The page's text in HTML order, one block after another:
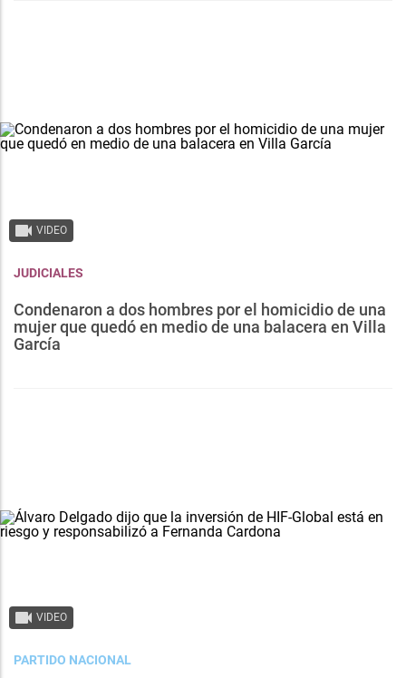
VIDEO
JUDICIALES
Condenaron a dos hombres por el homicidio de una
mujer que quedó en medio de una balacera en Villa
García
VIDEO
PARTIDO NACIONAL